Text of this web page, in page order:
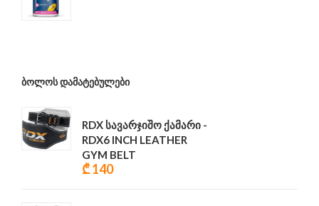
ᲑᲝᲚᲝᲡ ᲓᲐᲛᲐᲢᲔᲑᲣᲚᲔᲑᲘ
RDX სავარჯიშო ქამარი -
RDX6 INCH LEATHER
GYM BELT
₾ 140